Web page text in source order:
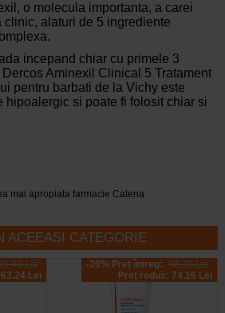
o molecula importanta, a carei
clinic, alaturi de 5 ingrediente
incepand chiar cu primele 3
Aminexil Clinical 5 Tratament
pentru barbati de la Vichy este
hipoalergic si poate fi folosit chiar si
mai apropiata farmacie Catena
ACEEASI CATEGORIE
Lei
Lei
-20% Preț întreg: 92,70 Lei
Preț redus: 74.16 Lei